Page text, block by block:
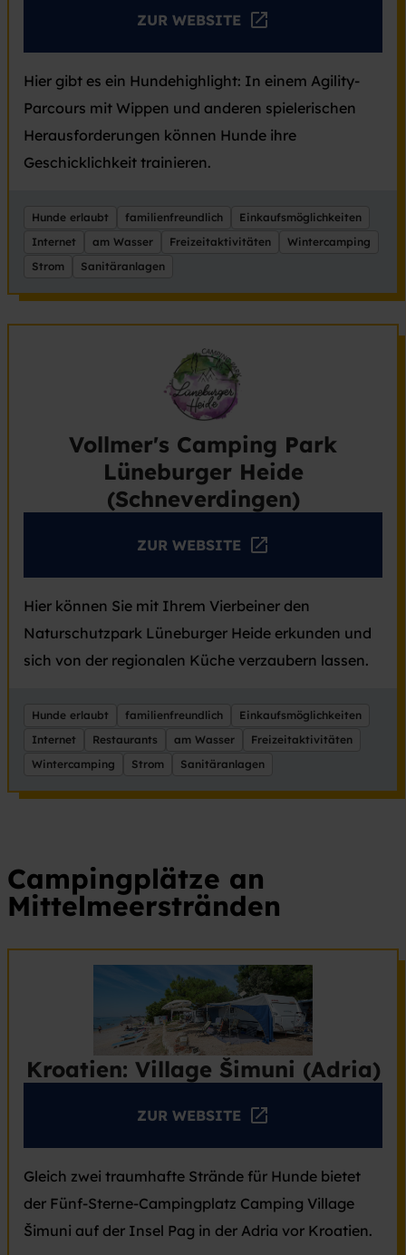
ZUR WEBSITE
Hier gibt es ein Hundehighlight: In einem Agility-
Parcours mit Wippen und anderen spielerischen
Herausforderungen können Hunde ihre
Geschicklichkeit trainieren.
Hunde erlaubt familienfreundlich
Einkaufsmöglichkeiten
Internet
am Wasser Freizeitaktivitäten
Wintercamping
Strom
Sanitäranlagen
Vollmer's Camping Park
Lüneburger Heide
(Schneverdingen)
ZUR WEBSITE
Hier können Sie mit Ihrem Vierbeiner den
Naturschutzpark Lüneburger Heide erkunden und
sich von der regionalen Küche verzaubern lassen.
Hunde erlaubt familienfreundlich
Einkaufsmöglichkeiten
Internet
Restaurants am Wasser
Freizeitaktivitäten
Wintercamping
Strom Sanitäranlagen
Campingplätze an
Mittelmeerstränden
Kroatien: Village Šimuni (Adria)
ZUR WEBSITE
Gleich zwei traumhafte Strände für Hunde bietet
der Fünf-Sterne-Campingplatz Camping Village
Šimuni auf der Insel Pag in der Adria vor Kroatien.